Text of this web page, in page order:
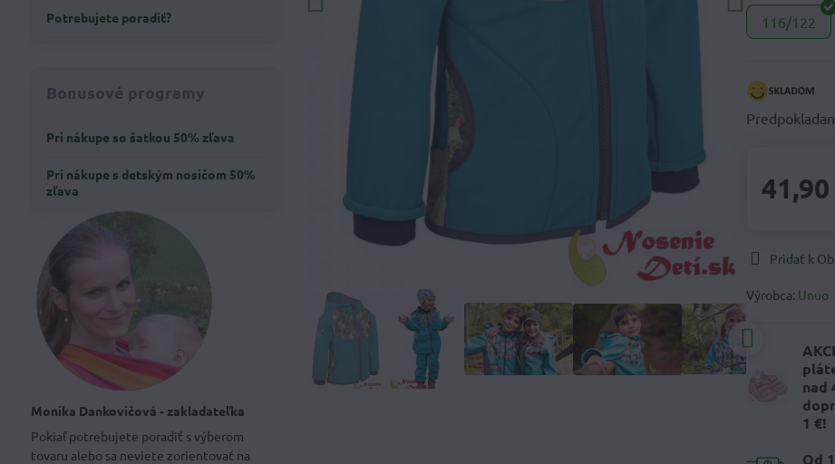
116/122
Pridať k
Výrobca: Unuo
nad
1 €!
Od
Potrebujete poradiť?
Bonusové programy
Pri nákupe so šatkou 50% zľava
Pri nákupe s detským nosičom 50%
zľava
Monika Dankovičová - zakladateľka
Pokiaľ potrebujete poradiť s výberom
tovaru alebo sa neviete zorientovať na